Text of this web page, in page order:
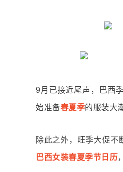
9月已接近尾声，巴西
始准备春夏季的服装大
除此之外，旺季大促不
巴西女装春夏季节日历